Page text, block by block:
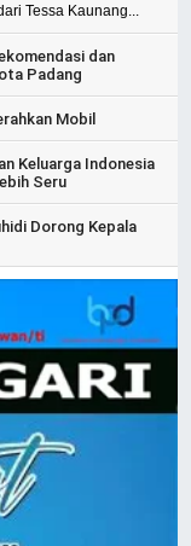
Tessa Kaunang...
dan
Padang
Mobil
Keluarga Indonesia
Seru
Dorong Kepala